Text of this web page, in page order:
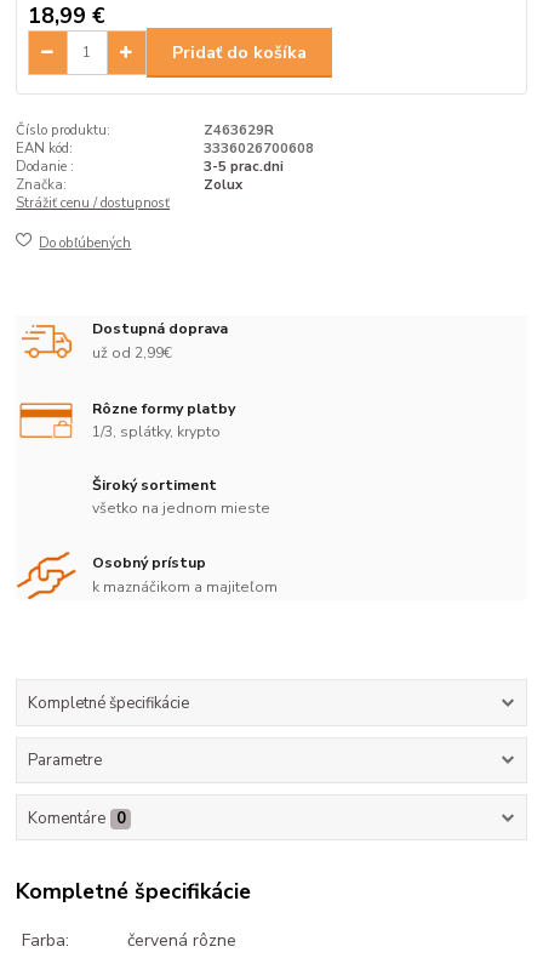
18,99 €
Pridať do košíka
Číslo produktu:
Z463629R
EAN kód:
3336026700608
Dodanie :
3-5 prac.dni
Značka:
Zolux
Strážiť cenu / dostupnosť
Do obľúbených
Dostupná doprava
už od 2,99€
Rôzne formy platby
1/3, splátky, krypto
Široký sortiment
všetko na jednom mieste
Osobný prístup
k maznáčikom a majiteľom
Kompletné špecifikácie
Parametre
Komentáre 0
Kompletné špecifikácie
Farba: červená rôzne